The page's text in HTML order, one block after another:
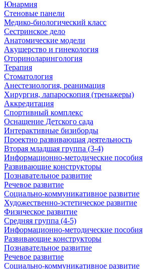
Юнармия
Стеновые панели
Медико-биологический класс
Сестринское дело
Анатомические модели
Акушерство и гинекология
Оториноларингология
Терапия
Стоматология
Анестезиология, реанимация
Хирургия, лапароскопия (тренажеры)
Аккредитация
Спортивный комплекс
Оснащение Детского сада
Интерактивные бизиборды
Проектно развивающая деятельность
Вторая младшая группа (3-4)
Информационно-методические пособия
Развивающие конструкторы
Познавательное развитие
Речевое развитие
Социально-коммуникативное развитие
Художественно-эстетическое развитие
Физическое развитие
Средняя группа (4-5)
Информационно-методические пособия
Развивающие конструкторы
Познавательное развитие
Речевое развитие
Социально-коммуникативное развитие